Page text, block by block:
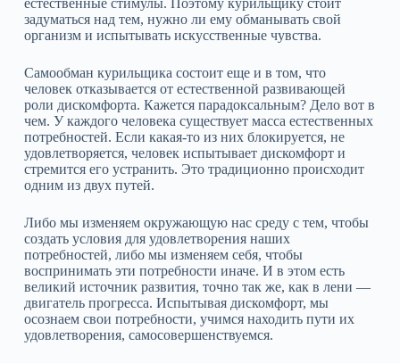
задуматься над тем, нужно ли ему обманывать свой
организм и испытывать искусственные чувства.
Самообман курильщика состоит еще и в том, что
человек отказывается от естественной развивающей
роли дискомфорта. Кажется парадоксальным? Дело вот в
чем. У каждого человека существует масса естественных
потребностей. Если какая‑то из них блокируется, не
удовлетворяется, человек испытывает дискомфорт и
стремится его устранить. Это традиционно происходит
одним из двух путей.
Либо мы изменяем окружающую нас среду с тем, чтобы
создать условия для удовлетворения наших
потребностей, либо мы изменяем себя, чтобы
воспринимать эти потребности иначе. И в этом есть
великий источник развития, точно так же, как в лени —
двигатель прогресса. Испытывая дискомфорт, мы
осознаем свои потребности, учимся находить пути их
удовлетворения, самосовершенствуемся.